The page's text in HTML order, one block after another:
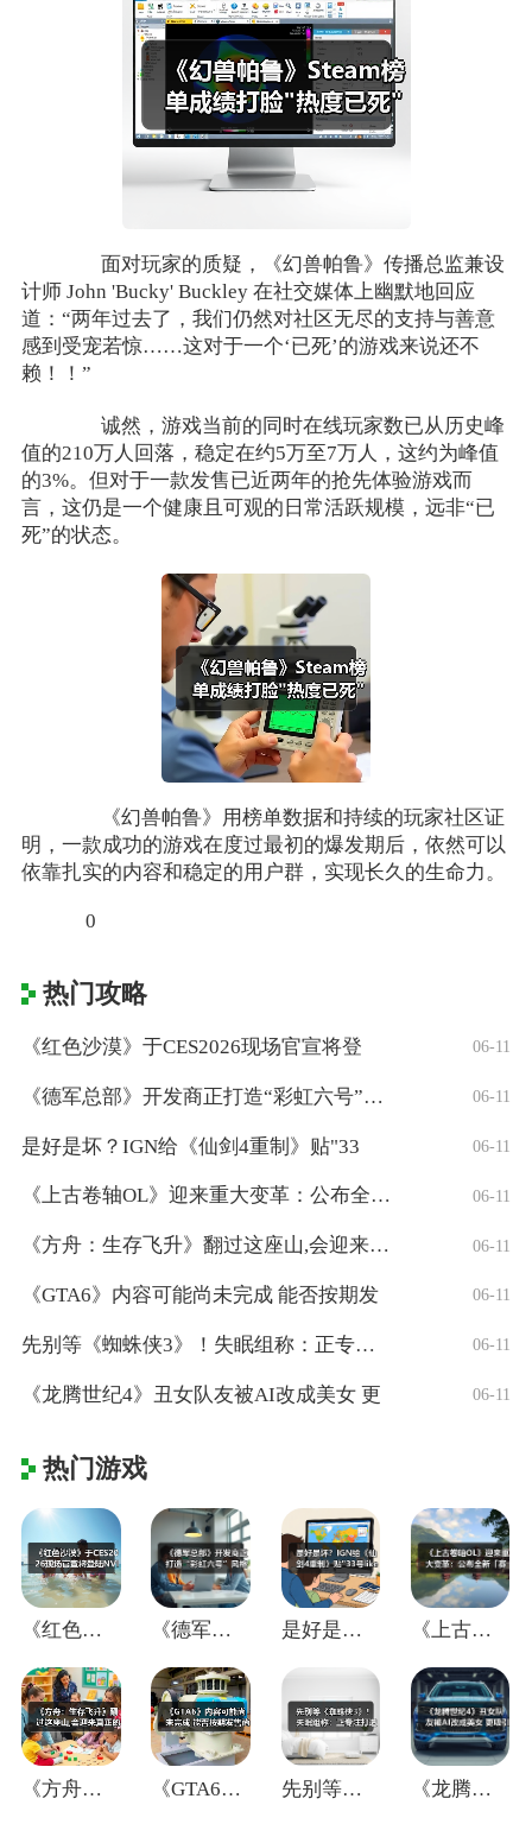
面对玩家的质疑，《幻兽帕鲁》传播总监兼设
计师 John 'Bucky' Buckley 在社交媒体上幽默地回应
道：“两年过去了，我们仍然对社区无尽的支持与善意
感到受宠若惊……这对于一个‘已死’的游戏来说还不
赖！！”
诚然，游戏当前的同时在线玩家数已从历史峰
值的210万人回落，稳定在约5万至7万人，这约为峰值
的3%。但对于一款发售已近两年的抢先体验游戏而
言，这仍是一个健康且可观的日常活跃规模，远非“已
死”的状态。
《幻兽帕鲁》用榜单数据和持续的玩家社区证
明，一款成功的游戏在度过最初的爆发期后，依然可以
依靠扎实的内容和稳定的用户群，实现长久的生命力。
0
热门攻略
《红色沙漠》于CES2026现场官宣将登 06-11
《德军总部》开发商正打造“彩虹六号”风格 06-11
是好是坏？IGN给《仙剑4重制》贴"33 06-11
《上古卷轴OL》迎来重大变革：公布全新「 06-11
《方舟：生存飞升》翻过这座山,会迎来真正 06-11
《GTA6》内容可能尚未完成 能否按期发 06-11
先别等《蜘蛛侠3》！失眠组称：正专注打造 06-11
《龙腾世纪4》丑女队友被AI改成美女 更 06-11
热门游戏
《红色沙漠》于CES2026现场官宣将登 《德军总部》开发商正打造“彩虹六号”风格 是好是坏？IGN给《仙剑4重制》贴"33 《上古卷轴OL》迎来重大变革：公布全新「
《方舟：生存飞升》翻过这座山,会迎来真正 《GTA6》内容可能尚未完成 能否按期发 先别等《蜘蛛侠3》！失眠组称：正专注打造 《龙腾世纪4》丑女队友被AI改成美女 更